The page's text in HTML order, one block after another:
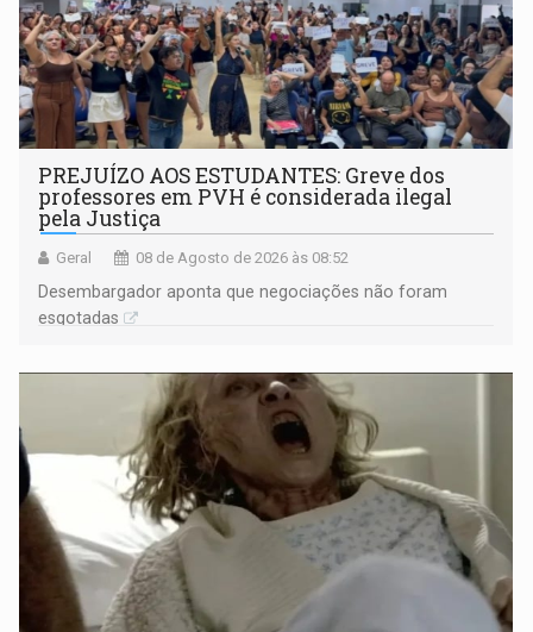
PREJUÍZO AOS ESTUDANTES: Greve dos
professores em PVH é considerada ilegal
pela Justiça
Geral 08 de Agosto de 2026 às 08:52
Desembargador aponta que negociações não foram
esgotadas